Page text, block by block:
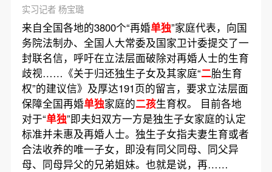
实习记者 杨宝璐
来自全国各地的3800个“再婚单独”家庭代表，向国
务院法制办、全国人大常委及国家卫计委提交了一
封联名信，呼吁在立法层面破除对再婚人士的生育
歧视……《关于归还独生子女及其家庭“二胎生育
权”的建议信》及厚达191页的留言，要求立法层面
保障全国再婚单独家庭的二孩生育权。 目前各地
对于“单独”即夫妇双方一方是独生子女家庭的认定
标准并未惠及再婚人士。独生子女指夫妻生育或者
合法收养的唯一子女，即没有同父同母、同父异
母、同母异父的兄弟姐妹。也就是说，再……